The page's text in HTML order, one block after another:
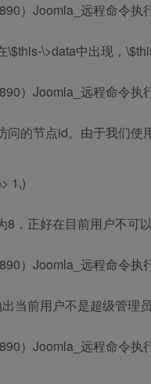
）Joomla_远程命令执
\>data中出现，
）Joomla_远程命令执
问的节点id。由于我们
1,)
，正好在目前用户不可
）Joomla_远程命令执
当前用户不是超级管理
）Joomla_远程命令执